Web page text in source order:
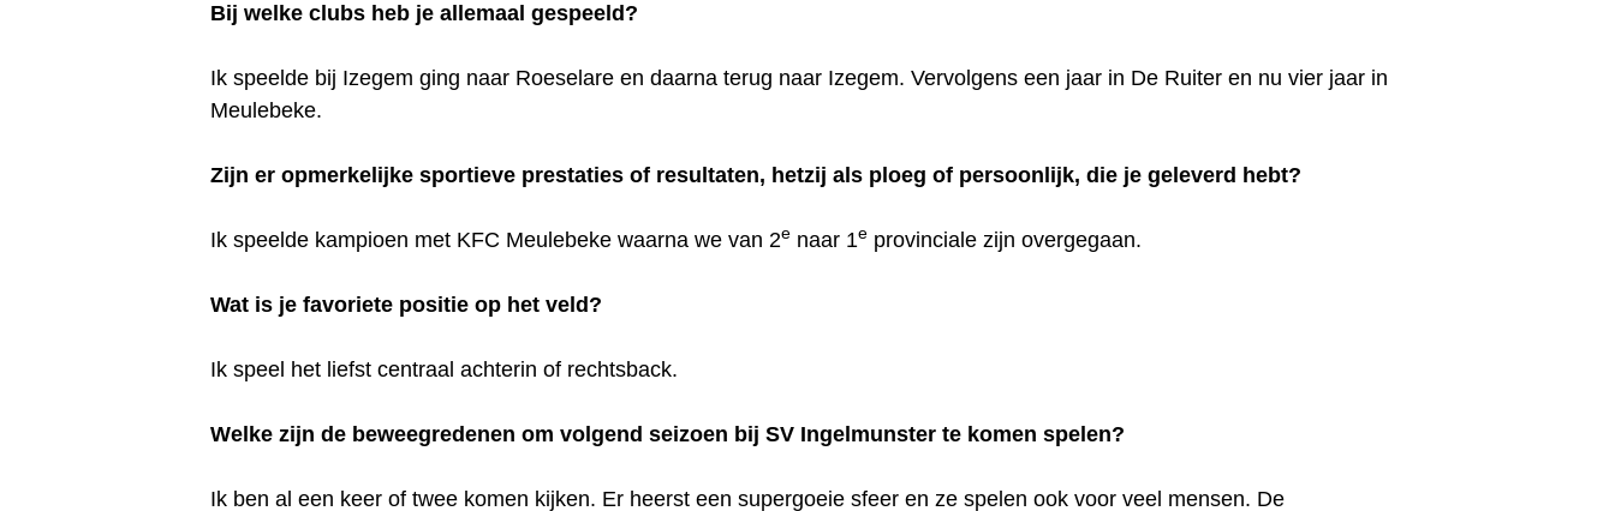
Bij welke clubs heb je allemaal gespeeld?
Ik speelde bij Izegem ging naar Roeselare en daarna terug naar Izegem. Vervolgens een jaar in De Ruiter en nu vier jaar in
Meulebeke.
Zijn er opmerkelijke sportieve prestaties of resultaten, hetzij als ploeg of persoonlijk, die je geleverd hebt?
Ik speelde kampioen met KFC Meulebeke waarna we van 2e naar 1e provinciale zijn overgegaan.
Wat is je favoriete positie op het veld?
Ik speel het liefst centraal achterin of rechtsback.
Welke zijn de beweegredenen om volgend seizoen bij SV Ingelmunster te komen spelen?
Ik ben al een keer of twee komen kijken. Er heerst een supergoeie sfeer en ze spelen ook voor veel mensen. De